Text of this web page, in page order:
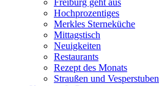
Freiburg geht aus
Hochprozentiges
Merkles Sterneküche
Mittagstisch
Neuigkeiten
Restaurants
Rezept des Monats
Straußen und Vesperstuben